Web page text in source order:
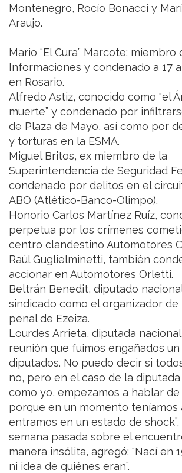
Montenegro, Rocío Bonacci y
Araujo.
Mario “El Cura” Marcote:
Informaciones y condenado a 17
en Rosario.
Alfredo Astiz, conocido como “el
muerte” y condenado por
de Plaza de Mayo, así como por
y torturas en la ESMA.
Miguel Britos, ex miembro de la
Superintendencia de Seguridad
condenado por delitos en el
ABO (Atlético-Banco-Olimpo).
Honorio Carlos Martínez Ruíz,
perpetua por los crímenes
centro clandestino Automotores
Raúl Guglielminetti, también
accionar en Automotores Orletti.
Beltrán Benedit, diputado
sindicado como el organizador de
penal de Ezeiza.
Lourdes Arrieta, diputada nacional
reunión que fuimos engañados
diputados. No puedo decir si
no, pero en el caso de la
como yo, empezamos a hablar
porque en un momento teníamos
entramos en un estado de
semana pasada sobre el
manera insólita, agregó: “Nací en
ni idea de quiénes eran”.